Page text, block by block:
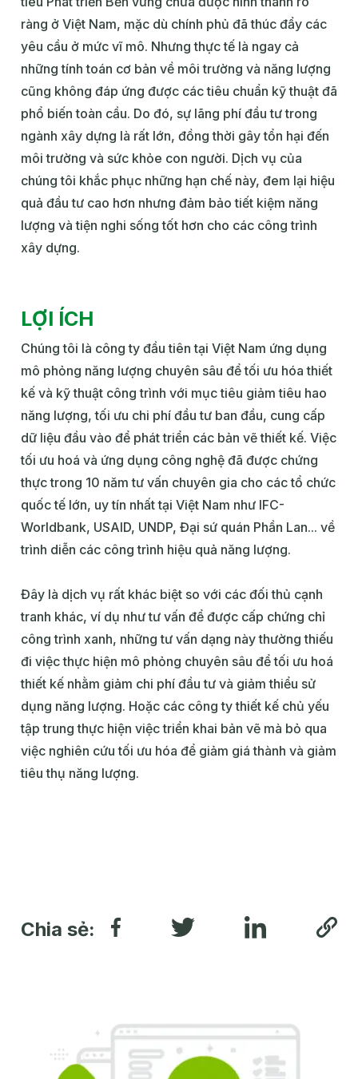
ràng ở Việt Nam, mặc dù chính phủ đã thúc đẩy các
yêu cầu ở mức vĩ mô. Nhưng thực tế là ngay cả
những tính toán cơ bản về môi trường và năng lượng
cũng không đáp ứng được các tiêu chuẩn kỹ thuật đã
phổ biến toàn cầu. Do đó, sự lãng phí đầu tư trong
ngành xây dựng là rất lớn, đồng thời gây tổn hại đến
môi trường và sức khỏe con người. Dịch vụ của
chúng tôi khắc phục những hạn chế này, đem lại hiệu
quả đầu tư cao hơn nhưng đảm bảo tiết kiệm năng
lượng và tiện nghi sống tốt hơn cho các công trình
xây dựng.
LỢI ÍCH
Chúng tôi là công ty đầu tiên tại Việt Nam ứng dụng
mô phỏng năng lượng chuyên sâu để tối ưu hóa thiết
kế và kỹ thuật công trình với mục tiêu giảm tiêu hao
năng lượng, tối ưu chi phí đầu tư ban đầu, cung cấp
dữ liệu đầu vào để phát triển các bản vẽ thiết kế. Việc
tối ưu hoá và ứng dụng công nghệ đã được chứng
thực trong 10 năm tư vấn chuyên gia cho các tổ chức
quốc tế lớn, uy tín nhất tại Việt Nam như IFC-
Worldbank, USAID, UNDP, Đại sứ quán Phần Lan... về
trình diễn các công trình hiệu quả năng lượng.
Đây là dịch vụ rất khác biệt so với các đối thủ cạnh
tranh khác, ví dụ như tư vấn để được cấp chứng chỉ
công trình xanh, những tư vấn dạng này thường thiếu
đi việc thực hiện mô phỏng chuyên sâu để tối ưu hoá
thiết kế nhằm giảm chi phí đầu tư và giảm thiểu sử
dụng năng lượng. Hoặc các công ty thiết kế chủ yếu
tập trung thực hiện việc triển khai bản vẽ mà bỏ qua
việc nghiên cứu tối ưu hóa để giảm giá thành và giảm
tiêu thụ năng lượng.
Chia sẻ: